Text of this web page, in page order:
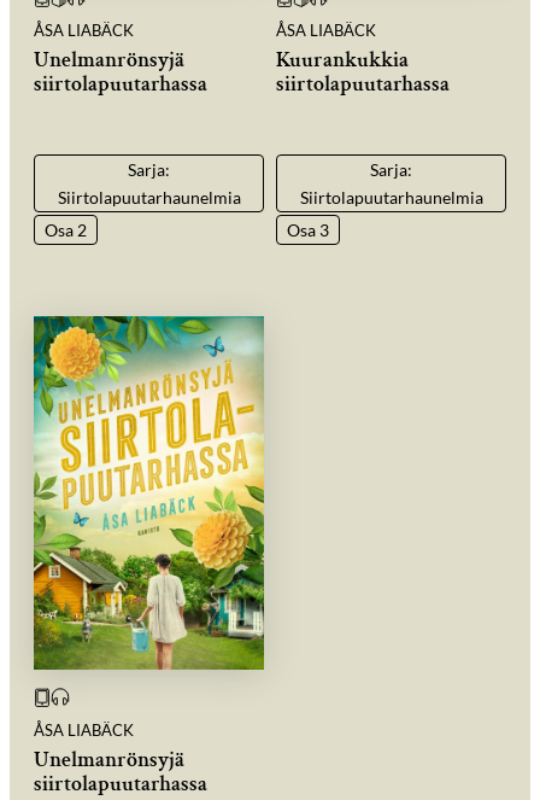
ÅSA LIABÄCK
Unelmanrönsyjä
siirtolapuutarhassa
Sarja:
Siirtolapuutarhaunelmia
Osa 2
ÅSA LIABÄCK
Kuurankukkia
siirtolapuutarhassa
Sarja:
Siirtolapuutarhaunelmia
Osa 3
ÅSA LIABÄCK
Unelmanrönsyjä
siirtolapuutarhassa